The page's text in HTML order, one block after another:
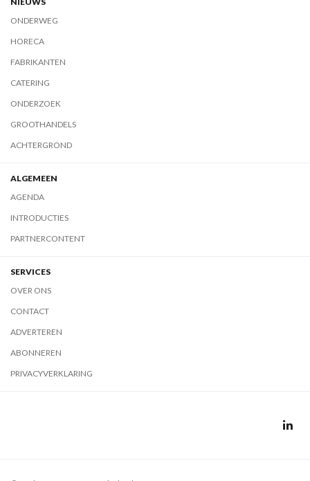
ONDERWEG
HORECA
FABRIKANTEN
CATERING
ONDERZOEK
GROOTHANDELS
ACHTERGROND
ALGEMEEN
AGENDA
INTRODUCTIES
PARTNERCONTENT
SERVICES
OVER ONS
CONTACT
ADVERTEREN
ABONNEREN
PRIVACYVERKLARING